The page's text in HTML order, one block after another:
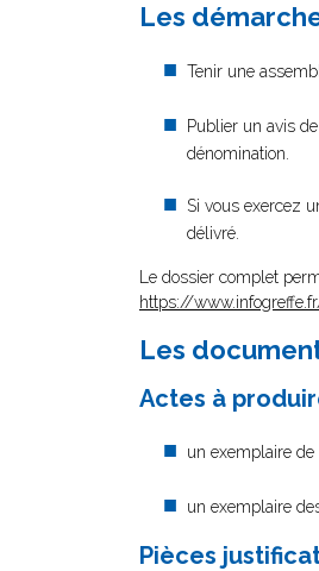
Les
Tenir une
Publier un avis
dénomination.
Si vous exercez
délivré.
Le dossier complet
https://
Les
Actes à
un exemplaire de
un exemplaire
Pièces